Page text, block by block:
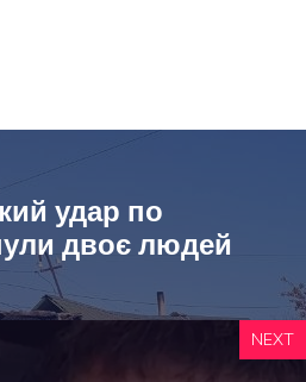
удар по
двоє людей
NEXT